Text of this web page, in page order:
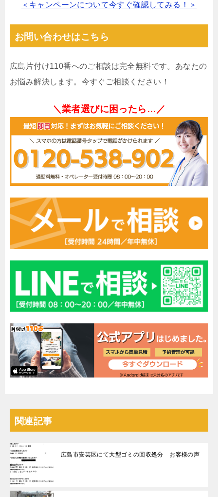
＜キャンペーンについて今すぐ確認してみる！＞
お問い合わせはこちら
広島片付け110番へのご相談は完全無料です。あなたの
お悩み解決します。今すぐご相談ください！
＼業者選びに困ったら…／
関連記事
広島市安芸区にて大型ゴミの回収処分 お客様の声